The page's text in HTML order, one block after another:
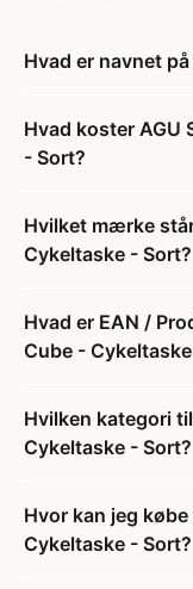
Hvad er navnet
Hvad koster AGU
- Sort?
Hvilket mærke
Cykeltaske - Sort?
Hvad er EAN /
Cube -
Hvilken kategori
Cykeltaske - Sort?
Hvor kan jeg
Cykeltaske - Sort?